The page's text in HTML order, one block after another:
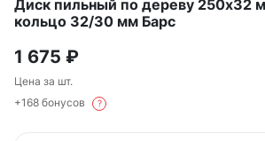
Диск пильный по дереву 250х32
кольцо 32/30 мм Барс
1 675 ₽
Цена за шт.
+168 бонусов
?